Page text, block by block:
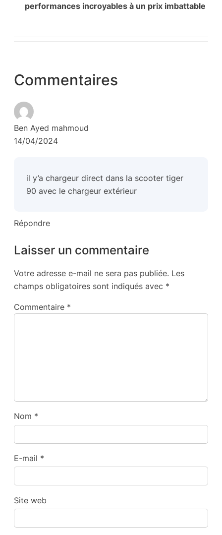
performances incroyables à un prix imbattable
Commentaires
Ben Ayed mahmoud
14/04/2024
il y’a chargeur direct dans la scooter tiger
90 avec le chargeur extérieur
Répondre
Laisser un commentaire
Votre adresse e-mail ne sera pas publiée. Les
champs obligatoires sont indiqués avec *
Commentaire *
Nom *
E-mail *
Site web